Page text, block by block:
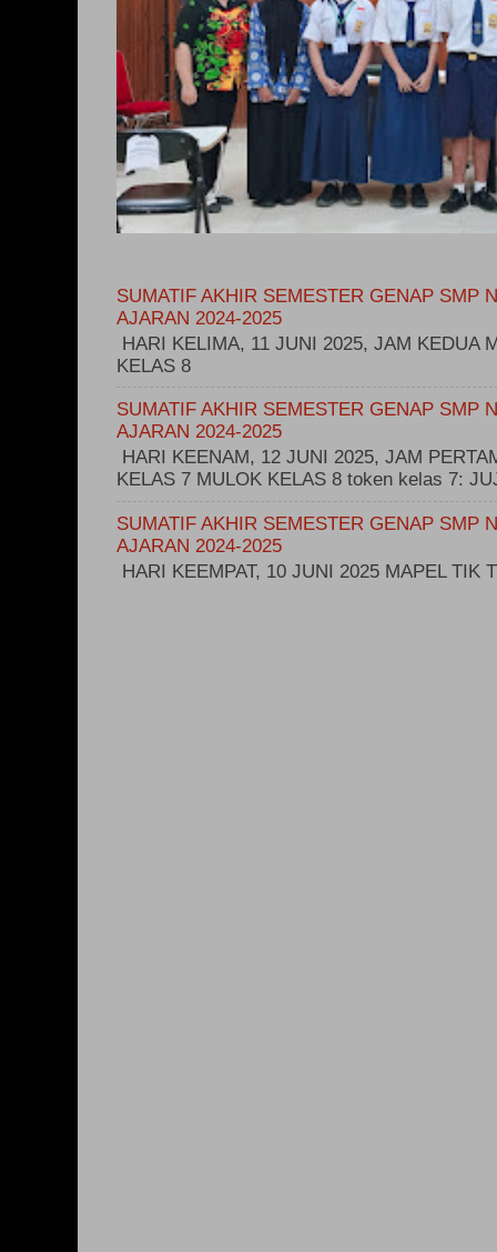
SUMATIF AKHIR SEMESTER GENAP SMP
AJARAN 2024-2025
HARI KELIMA, 11 JUNI 2025, JAM KEDUA
KELAS 8
SUMATIF AKHIR SEMESTER GENAP SMP
AJARAN 2024-2025
HARI KEENAM, 12 JUNI 2025, JAM
KELAS 7 MULOK KELAS 8 token kelas 7:
SUMATIF AKHIR SEMESTER GENAP SMP
AJARAN 2024-2025
HARI KEEMPAT, 10 JUNI 2025 MAPEL TIK